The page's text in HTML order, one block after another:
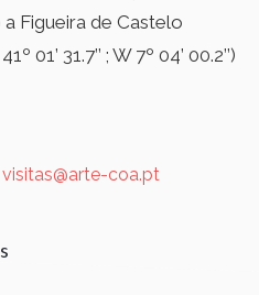
Figueira de Castelo
01’ 31.7’’ ; W 7º 04’ 00.2’’)
visitas@arte-coa.pt